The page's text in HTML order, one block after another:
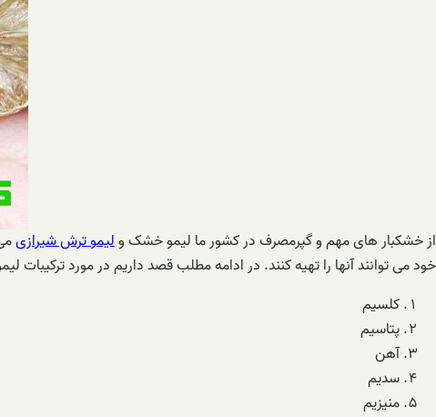
از خشکبار های مهم و گپرمصرف در کشور ما لیمو خشک ولیمو ترش شیرازی
خود می توانند آنها را تهیه کنند. در ادامه مطلب قصد داریم در مورد
کلسیم
پتاسیم
آهن
سدیم
منیزیم